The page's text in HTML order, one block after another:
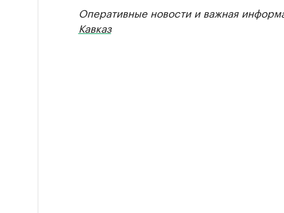
Оперативные новости и важная
Кавказ